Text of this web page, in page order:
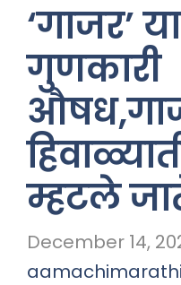
‘गाजर’
गुणकारी
म्हटले
December 14,
aamachimarathi